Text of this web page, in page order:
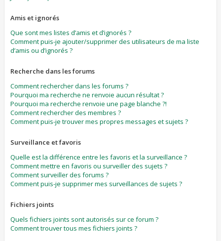
Amis et ignorés
Que sont mes listes d’amis et d’ignorés ?
Comment puis-je ajouter/supprimer des utilisateurs de ma liste
d’amis ou d’ignorés ?
Recherche dans les forums
Comment rechercher dans les forums ?
Pourquoi ma recherche ne renvoie aucun résultat ?
Pourquoi ma recherche renvoie une page blanche ?!
Comment rechercher des membres ?
Comment puis-je trouver mes propres messages et sujets ?
Surveillance et favoris
Quelle est la différence entre les favoris et la surveillance ?
Comment mettre en favoris ou surveiller des sujets ?
Comment surveiller des forums ?
Comment puis-je supprimer mes surveillances de sujets ?
Fichiers joints
Quels fichiers joints sont autorisés sur ce forum ?
Comment trouver tous mes fichiers joints ?